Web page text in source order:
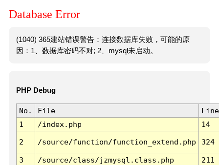
Database Error
(1040) 365建站错误警告：连接数据库失败，可能的原
因：1、数据库密码不对; 2、mysql未启动。
PHP Debug
No. File
Line
1
/index.php 14
2 /source/function/function_extend.php 324
3 /source/class/jzmysql.class.php
211